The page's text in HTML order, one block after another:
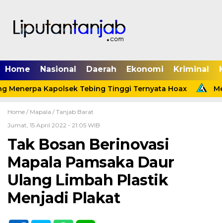
Home Nasional Daerah Ekonomi Kriminal
Kapolsek Tebing Tinggi Ternyata Hoax
Home / Mapala / Tanjab Barat
Jumat, 15 April 2022 - 21:05 WIB
Tak Bosan Berinovasi
Mapala Pamsaka Daur
Ulang Limbah Plastik
Menjadi Plakat